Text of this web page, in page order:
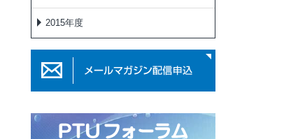
2015年度